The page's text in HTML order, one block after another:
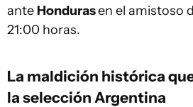
ante Hondurasen el amistoso
21:00 horas.
La maldición histórica
la selección Argentina